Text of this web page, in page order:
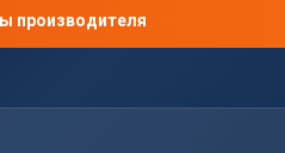
производителя